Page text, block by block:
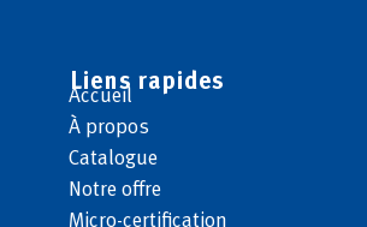
Liens rapides
Accueil
À propos
Catalogue
Notre offre
Micro-certification